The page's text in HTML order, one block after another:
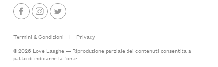
Termini & Condizioni |
Privacy
© 2026 Love Langhe — Riproduzione parziale dei contenuti consentita a
patto di indicarne la fonte